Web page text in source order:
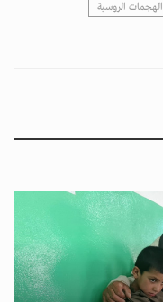
الهجمات الروسية